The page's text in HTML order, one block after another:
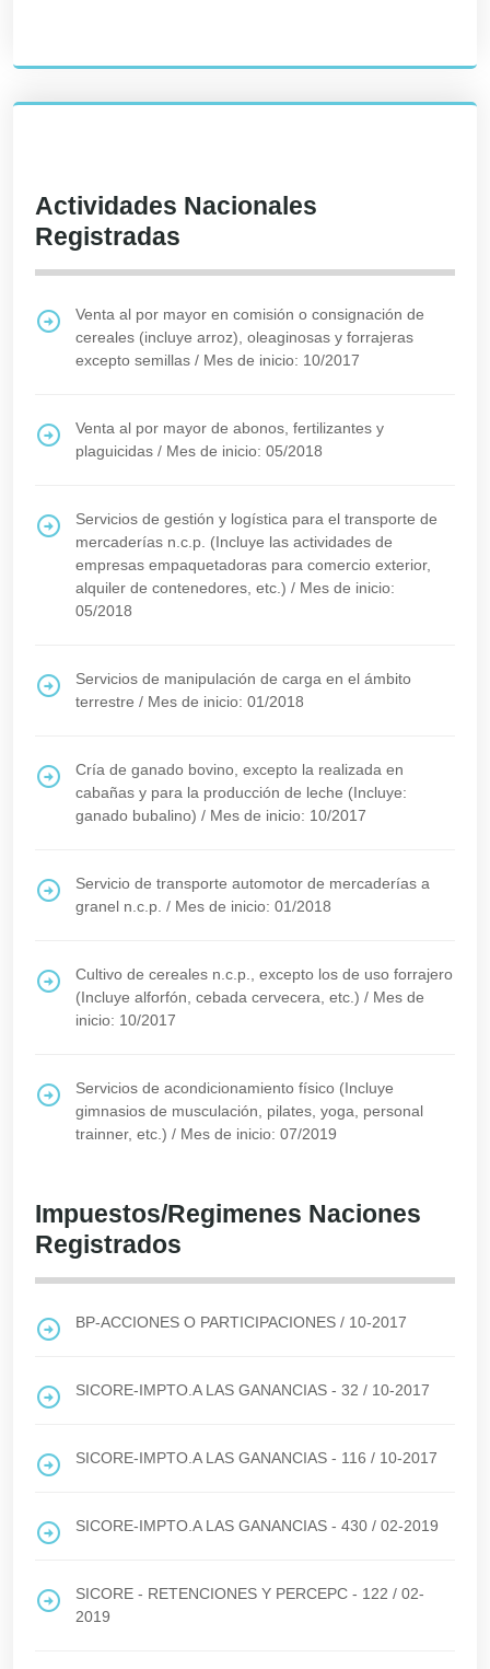
Actividades Nacionales
Registradas
Venta al por mayor en comisión o consignación de
cereales (incluye arroz), oleaginosas y forrajeras
excepto semillas / Mes de inicio: 10/2017
Venta al por mayor de abonos, fertilizantes y
plaguicidas / Mes de inicio: 05/2018
Servicios de gestión y logística para el transporte de
mercaderías n.c.p. (Incluye las actividades de
empresas empaquetadoras para comercio exterior,
alquiler de contenedores, etc.) / Mes de inicio:
05/2018
Servicios de manipulación de carga en el ámbito
terrestre / Mes de inicio: 01/2018
Cría de ganado bovino, excepto la realizada en
cabañas y para la producción de leche (Incluye:
ganado bubalino) / Mes de inicio: 10/2017
Servicio de transporte automotor de mercaderías a
granel n.c.p. / Mes de inicio: 01/2018
Cultivo de cereales n.c.p., excepto los de uso forrajero
(Incluye alforfón, cebada cervecera, etc.) / Mes de
inicio: 10/2017
Servicios de acondicionamiento físico (Incluye
gimnasios de musculación, pilates, yoga, personal
trainner, etc.) / Mes de inicio: 07/2019
Impuestos/Regimenes Naciones
Registrados
BP-ACCIONES O PARTICIPACIONES / 10-2017
SICORE-IMPTO.A LAS GANANCIAS - 32 / 10-2017
SICORE-IMPTO.A LAS GANANCIAS - 116 / 10-2017
SICORE-IMPTO.A LAS GANANCIAS - 430 / 02-2019
SICORE - RETENCIONES Y PERCEPC - 122 / 02-
2019